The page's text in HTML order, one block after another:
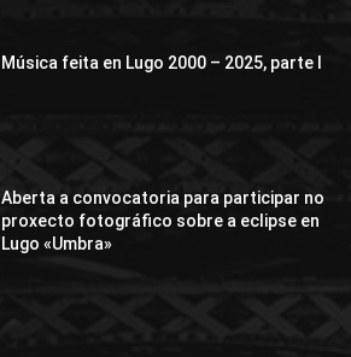
Música feita en Lugo 2000 – 2025, parte I
Aberta a convocatoria para participar no
proxecto fotográfico sobre a eclipse en
Lugo «Umbra»